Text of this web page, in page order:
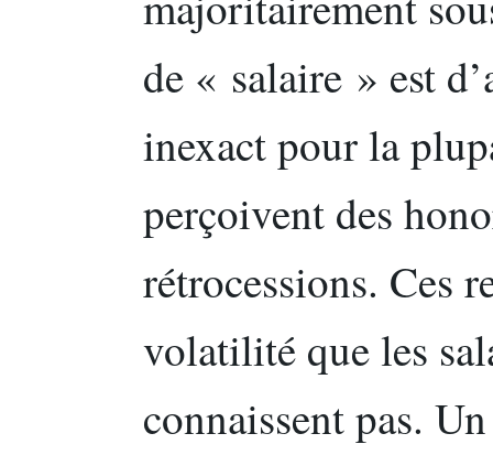
de « salaire » est
inexact pour la
perçoivent des
rétrocessions. Ces
volatilité que les
connaissent pas.